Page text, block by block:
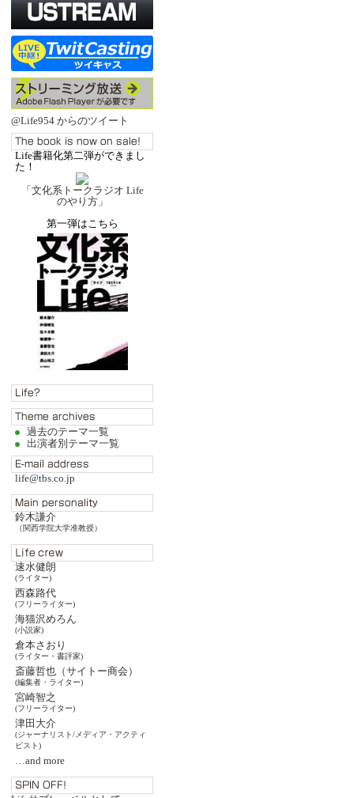
@Life954 からのツイート
Life書籍化第二弾ができまし
た！
「文化系トークラジオ Life
のやり方」
第一弾はこちら
過去のテーマ一覧
出演者別テーマ一覧
life@tbs.co.jp
鈴木謙介
（関西学院大学准教授）
速水健朗
(ライター)
西森路代
(フリーライター)
海猫沢めろん
(小説家)
倉本さおり
(ライター・書評家)
斎藤哲也（サイトー商会）
(編集者・ライター)
宮崎智之
(フリーライター)
津田大介
(ジャーナリスト/メディア・アクティ
ビスト)
…and more